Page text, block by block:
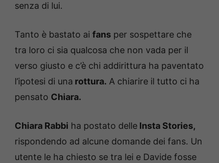
senza di lui.
Tanto è bastato ai fans per sospettare che
tra loro ci sia qualcosa che non vada per il
verso giusto e c’è chi addirittura ha paventato
l’ipotesi di una rottura. A chiarire il tutto ci ha
pensato Chiara.
Chiara Rabbi ha postato delle Insta Stories,
rispondendo ad alcune domande dei fans. Un
utente le ha chiesto se tra lei e Davide fosse